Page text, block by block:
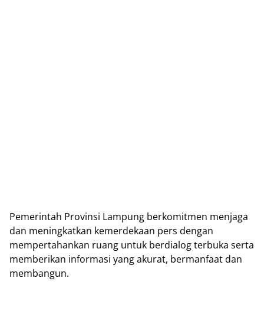
Pemerintah Provinsi Lampung berkomitmen menjaga
dan meningkatkan kemerdekaan pers dengan
mempertahankan ruang untuk berdialog terbuka serta
memberikan informasi yang akurat, bermanfaat dan
membangun.